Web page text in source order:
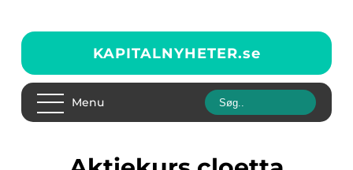
KAPITALNYHETER.se
Menu